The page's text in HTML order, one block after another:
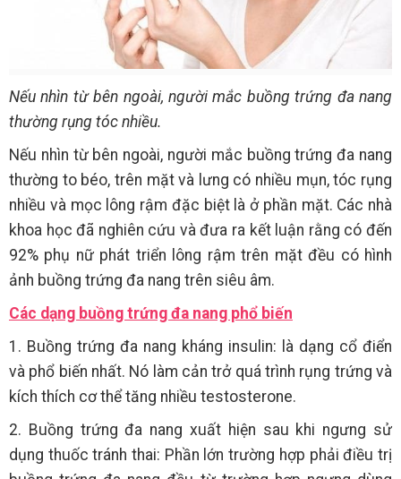
Nếu nhìn từ bên ngoài, người mắc buồng trứng đa nang
thường rụng tóc nhiều.
Nếu nhìn từ bên ngoài, người mắc buồng trứng đa nang
thường to béo, trên mặt và lưng có nhiều mụn, tóc rụng
nhiều và mọc lông rậm đặc biệt là ở phần mặt. Các nhà
khoa học đã nghiên cứu và đưa ra kết luận rằng có đến
92% phụ nữ phát triển lông rậm trên mặt đều có hình
ảnh buồng trứng đa nang trên siêu âm.
Các dạng buồng trứng đa nang phổ biến
1. Buồng trứng đa nang kháng insulin: là dạng cổ điển
và phổ biến nhất. Nó làm cản trở quá trình rụng trứng và
kích thích cơ thể tăng nhiều testosterone.
2. Buồng trứng đa nang xuất hiện sau khi ngưng sử
dụng thuốc tránh thai: Phần lớn trường hợp phải điều trị